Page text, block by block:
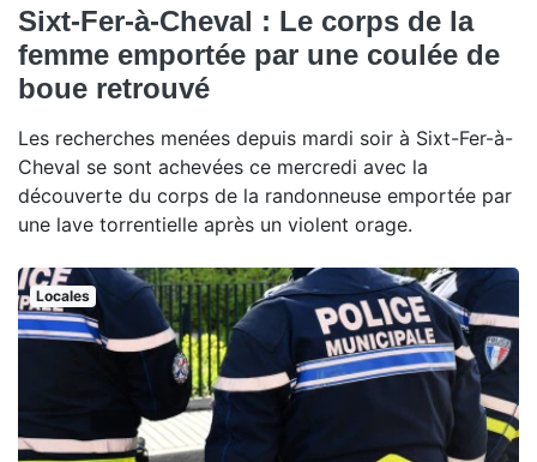
Sixt-Fer-à-Cheval : Le corps de la
femme emportée par une coulée de
boue retrouvé
Les recherches menées depuis mardi soir à Sixt-Fer-à-
Cheval se sont achevées ce mercredi avec la
découverte du corps de la randonneuse emportée par
une lave torrentielle après un violent orage.
Locales